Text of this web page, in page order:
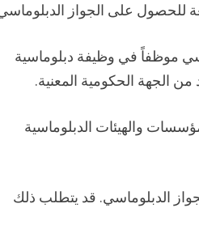
للحصول على الجواز
موظفاً في وظيفة دبلوماسية
الجهة الحكومية المعنية.
والهيئات الدبلوماسية
الدبلوماسي. قد يتطلب ذلك